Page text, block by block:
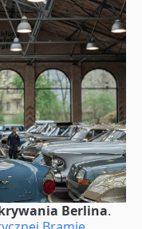
Berlina.